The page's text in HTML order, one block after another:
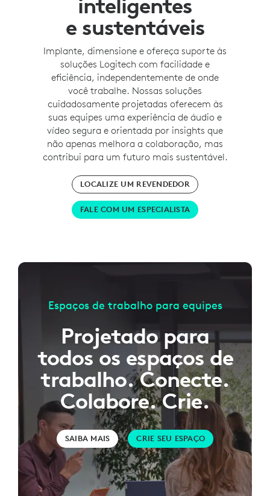
inteligentes
e sustentáveis
Implante, dimensione e ofereça suporte às
soluções Logitech com facilidade e
eficiência, independentemente de onde
você trabalhe. Nossas soluções
cuidadosamente projetadas oferecem às
suas equipes uma experiência de áudio e
vídeo segura e orientada por insights que
não apenas melhora a colaboração, mas
contribui para um futuro mais sustentável.
LOCALIZE UM REVENDEDOR
FALE COM UM ESPECIALISTA
Espaços de trabalho para equipes
Projetado para
todos os espaços de
trabalho. Conecte.
Colabore. Crie.
SAIBA MAIS CRIE SEU ESPAÇO